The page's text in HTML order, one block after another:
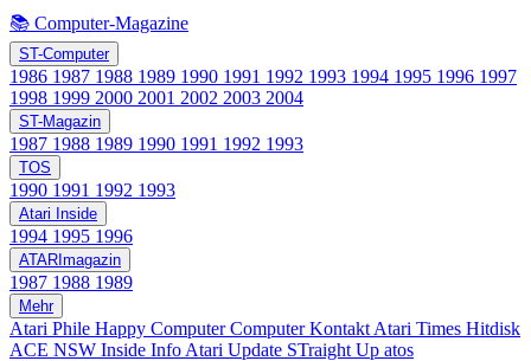
📚 Computer-Magazine
ST-Computer
1986 1987 1988 1989 1990 1991 1992 1993 1994 1995 1996 1997
1998 1999 2000 2001 2002 2003 2004
ST-Magazin
1987 1988 1989 1990 1991 1992 1993
TOS
1990 1991 1992 1993
Atari Inside
1994 1995 1996
ATARImagazin
1987 1988 1989
Mehr
Atari Phile Happy ComputerComputer Kontakt Atari Times Hitdisk
ACE NSW Inside Info Atari Update STraight Up atos